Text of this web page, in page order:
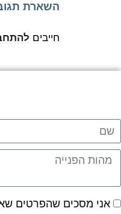
השארת
חייבים
אני מסכים שהפרטים